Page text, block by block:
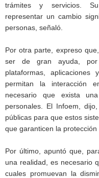
trámites y servicios.
representar un cambio
personas, señaló.
Por otra parte, expreso
ser de gran ayuda,
plataformas, aplicaciones
permitan la interacción
necesario que exista
personales. El Infoem,
públicas para que estos
que garanticen la protección
Por último, apuntó que,
una realidad, es necesario
cuales promuevan la